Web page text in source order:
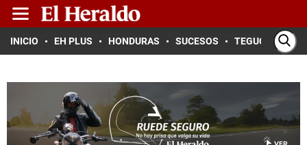
INICIO EH PLUS HONDURAS SUCESOS TEGUCIGALPA